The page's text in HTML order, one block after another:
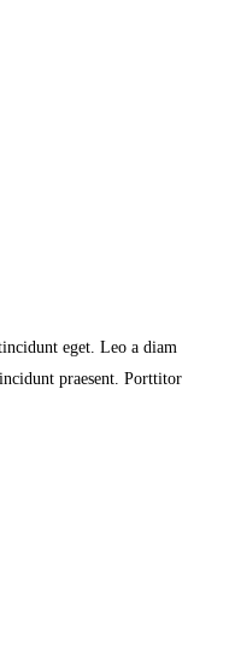
eget. Leo a diam
praesent. Porttitor